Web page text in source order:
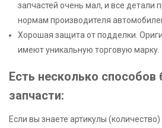
запчастей очень мал, и все детали
нормам производителя
Хорошая защита от подделки.
имеют уникальную торговую марку.
Есть несколько способов
запчасти:
Если вы знаете артикулы